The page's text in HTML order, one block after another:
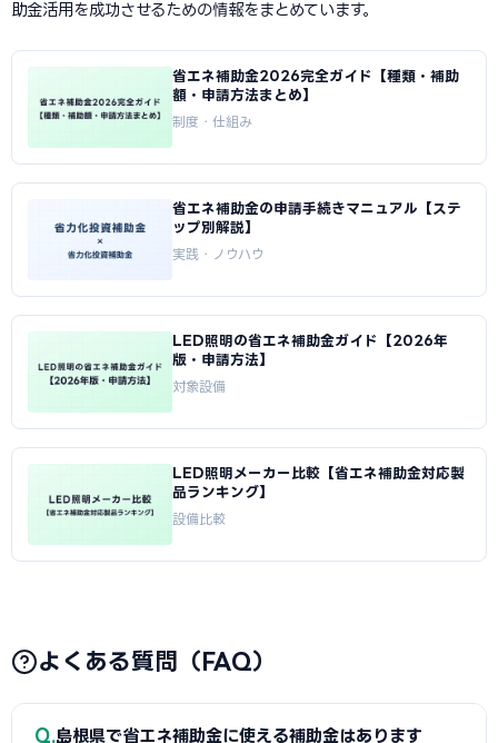
助金活用を成功させるための情報をまとめています。
省エネ補助金2026完全ガイド【種類・補助
額・申請方法まとめ】
制度・仕組み
省エネ補助金の申請手続きマニュアル【ステ
ップ別解説】
実践・ノウハウ
LED照明の省エネ補助金ガイド【2026年
版・申請方法】
対象設備
LED照明メーカー比較【省エネ補助金対応製
品ランキング】
設備比較
よくある質問（FAQ）
Q 島根県で省エネ補助金に使える補助金はあります